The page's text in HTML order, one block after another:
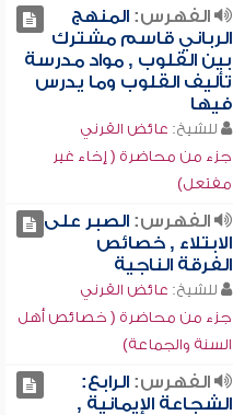
الفهرس:المنهج
الرباني قاسم مشترك
بين القلوب , مواد مدرسة
تأليف القلوب وما يدرس
فيها
للشيخ: عائض القرني
جزء من محاضرة ( إخاء غير
مفتعل)
الفهرس:الصبر على
الابتلاء , خصائص
الفرقة الناجية
للشيخ: عائض القرني
جزء من محاضرة ( خصائص أهل
السنة والجماعة)
الفهرس:الرابع:
الشجاعة الإيمانية ,